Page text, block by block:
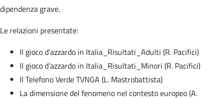
dipendenza grave.
Le relazioni presentate:
Il gioco d’azzardo in Italia_Risultati_Adulti (R. Pacifici)
Il gioco d’azzardo in Italia_Risultati_Minori (R. Pacifici)
Il Telefono Verde TVNGA (L. Mastrobattista)
La dimensione del fenomeno nel contesto europeo (A.